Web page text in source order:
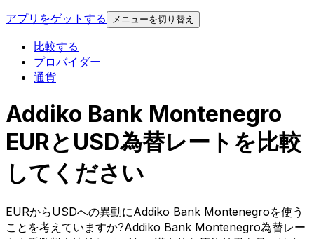
アプリをゲットする
メニューを切り替え
比較する
プロバイダー
通貨
Addiko Bank Montenegro
EURとUSD為替レートを比較
してください
EURからUSDへの異動にAddiko Bank Montenegroを使う
ことを考えていますか?Addiko Bank Montenegro為替レー